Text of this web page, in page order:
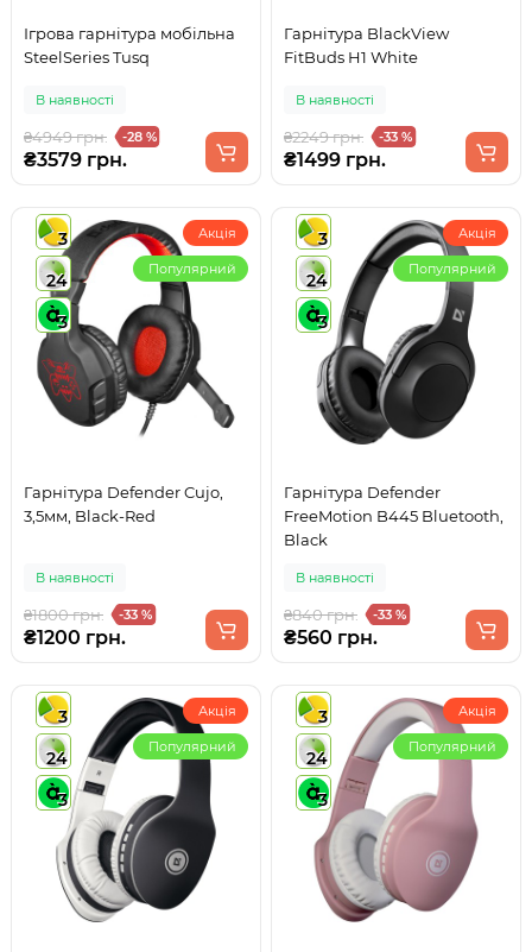
Ігрова гарнітура мобільна
SteelSeries Tusq
В наявності
₴4949 грн. -28 %
₴3579 грн.
Гарнітура BlackView
FitBuds H1 White
В наявності
₴2249 грн. -33 %
₴1499 грн.
3
24
3
Акція
Популярний
Гарнітура Defender Cujo,
3,5мм, Black-Red
В наявності
₴1800 грн. -33 %
₴1200 грн.
3
24
3
Акція
Популярний
Гарнітура Defender
FreeMotion B445 Bluetooth,
Black
В наявності
₴840 грн. -33 %
₴560 грн.
3
24
3
Акція
Популярний
3
24
3
Акція
Популярний